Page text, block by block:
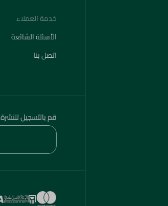
خدمة العملاء
الأسئلة الشائعة
اتصل بنا
قم بالتسجيل للنشرة